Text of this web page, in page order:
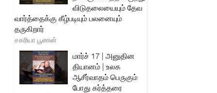
விடுதலையையும் தேவ
வார்த்தைக்கு கீழ்படியும் பலனையும்
தருகிறார்
சகரியா பூணன்
மார்ச் 17 | அனுதின
தியானம் | உலக
ஆசீர்வாதம் பெருகும்
போது கர்த்தரை